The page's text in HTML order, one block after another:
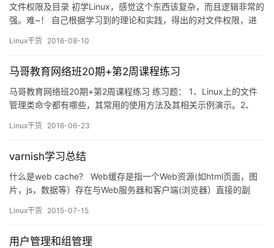
文件权限及目录 初学Linux，感觉这个东西该复杂，而且逻辑非常的
强。难~！ 自己根据学习到的理论和实践，得出的对文件权限，进
惑。如有错误请指正。 文件的权限，指定的是什么？ 是文件的权限
种，属主属组和其他人的权限rwx &…
Linux干货 2016-08-10
马哥教育网络班20期+第2周课程练习
马哥教育网络班20期+第2周课程练习 练习题： 1、Linux上的文件
管理类命令都有哪些，其常用的使用方法及其相关示例演示。2、
及其示例演示。3、请使用命令行展开功能来完成以下练习： (1)、
Linux干货 2016-06-23
varnish学习总结
什么是web cache? Web缓存是指一个Web资源(如html页面，图
片，js，数据等）存在与Web服务器和客户端(浏览器）直接的副
来的时候，如果是相同的URL，缓存会根据缓存机制决定是直接使
Linux干货 2015-07-15
用户管理和组管理